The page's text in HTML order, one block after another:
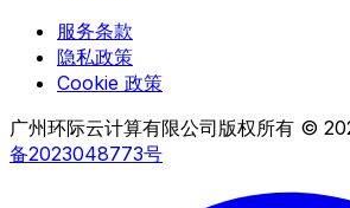
服务条款
隐私政策
Cookie 政策
广州环际云计算有限公司版权所有 ©
备2023048773号